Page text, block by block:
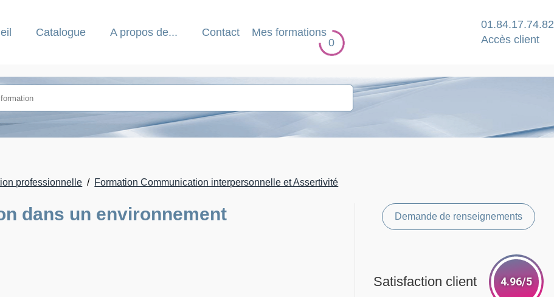
Catalogue A propos de... Contact
Mes formations
0
01.84.17.74.82
Accès client
professionnelle Formation Communication interpersonnelle et Assertivité
dans un environnement
Demande de renseignements
Satisfaction client 4.96/5